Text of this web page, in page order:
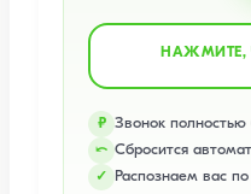
НАЖМИТЕ,
₽ Звонок полностью
⤺ Сбросится
✓ Распознаем вас